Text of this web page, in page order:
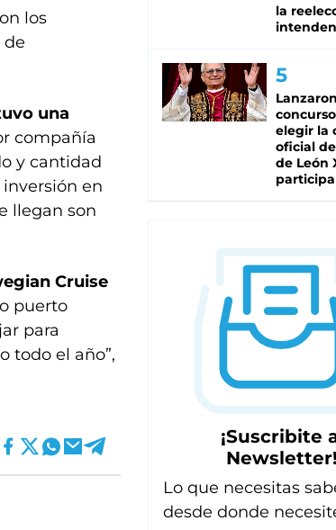
los
de
una
compañía
y cantidad
en
llegan son
Cruise
puerto
para
todo el año”,
la
elegir la
oficial
de León
¡Suscribite
Lo que necesitas
desde donde